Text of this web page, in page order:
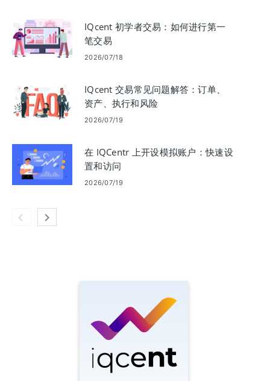
IQcent 初学者交易：如何进行第一
笔交易
2026/07/18
IQcent 交易常见问题解答：订单、
资产、执行和风险
2026/07/19
在 IQCentr 上开设模拟账户：快速设
置和访问
2026/07/19